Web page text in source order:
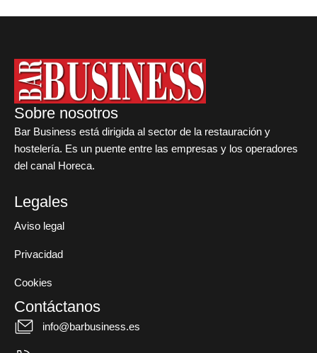
Sobre nosotros
Bar Business está dirigida al sector de la restauración y
hostelería. Es un puente entre las empresas y los operadores
del canal Horeca.
Legales
Aviso legal
Privacidad
Cookies
Contáctanos
info@barbusiness.es